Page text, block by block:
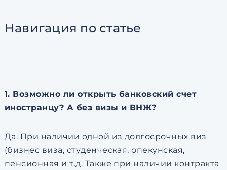
Навигация по статье
1. Возможно ли открыть банковский счет
иностранцу? А без визы и ВНЖ?
Да. При наличии одной из долгосрочных виз
(бизнес виза, студенческая, опекунская,
пенсионная и т.д. Также при наличии контракта